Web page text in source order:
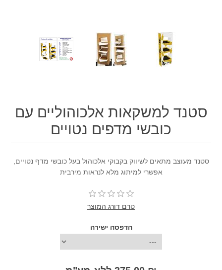
סטנד למשקאות אלכוהוליים עם
כובשי מדפים נטויים
סטנד מעוצב מתאים לשיווק בקבוקי אלכוהול בעל כובשי מדף נטויים,
אפשרי למיתוג מלא לנראות מירבית
טרם דורג המוצר
הדפסה ישירה